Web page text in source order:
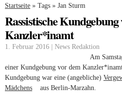
Sie sind hier
Startseite » Tags » Jan Sturm
Rassistische
Kanzler*inamt
1. Februar 2016 | News Redaktion
Am
einer Kundgebung vor dem
Kundgebung war eine (angebliche)
Mädchens (link is external)
aus Berlin-Marzahn.